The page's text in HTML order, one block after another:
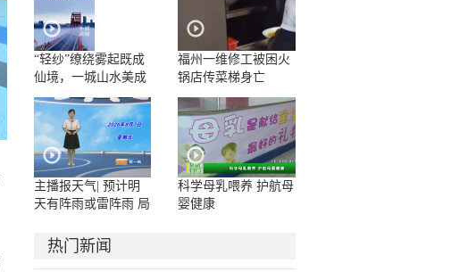
“轻纱”缭绕雾起既成
仙境，一城山水美成
水墨长卷
福州一维修工被困火
锅店传菜梯身亡
主播报天气| 预计明
天有阵雨或雷阵雨 局
科学母乳喂养 护航母
婴健康
热门新闻